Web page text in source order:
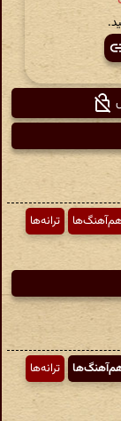
ترانه‌ها
ترانه‌ها